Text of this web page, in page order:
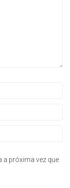
a próxima vez que